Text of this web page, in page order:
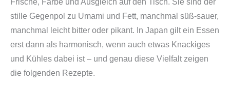
Frische, Farbe und Ausgleich auf den Tisch. Sie sind der
stille Gegenpol zu Umami und Fett, manchmal süß-sauer,
manchmal leicht bitter oder pikant. In Japan gilt ein Essen
erst dann als harmonisch, wenn auch etwas Knackiges
und Kühles dabei ist – und genau diese Vielfalt zeigen
die folgenden Rezepte.